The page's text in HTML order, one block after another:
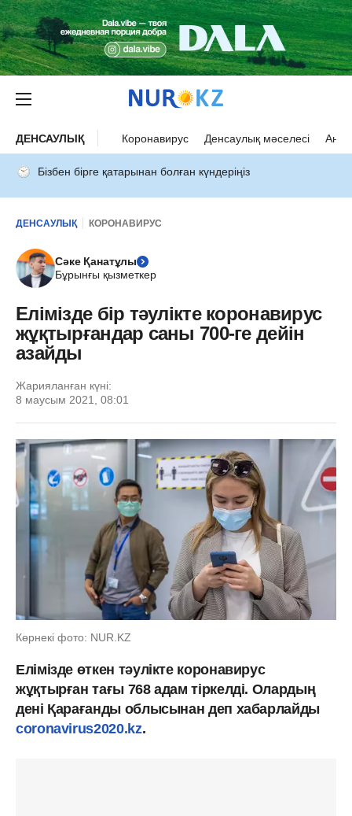
ДЕНСАУЛЫҚ Коронавирус Денсаулық мәселесі Ана
Бізбен бірге қатарынан болған күндеріңіз
ДЕНСАУЛЫҚ КОРОНАВИРУС
Сәке Қанатұлы
Бұрынғы қызметкер
Елімізде бір тәулікте коронавирус
жұқтырғандар саны 700-ге дейін
азайды
Жарияланған күні:
8 маусым 2021, 08:01
Көрнекі фото: NUR.KZ
Елімізде өткен тәулікте коронавирус
жұқтырған тағы 768 адам тіркелді. Олардың
дені Қарағанды облысынан деп хабарлайды
coronavirus2020.kz.